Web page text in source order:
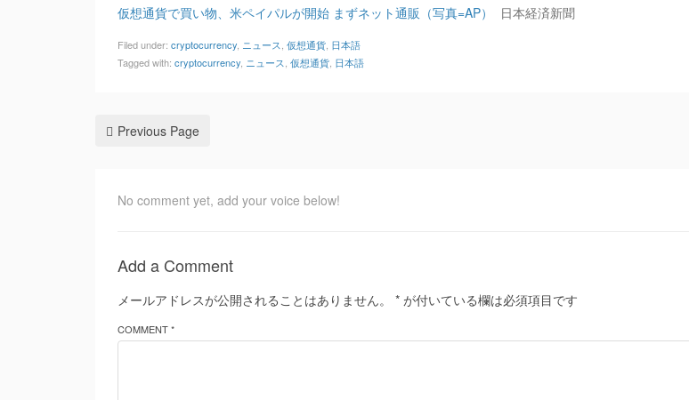
仮想通貨で買い物、米ペイパルが開始 まずネット通販（写真=AP）
日本経済新聞
Filed under: cryptocurrency ニュース 仮想通貨 日本語
Tagged with: cryptocurrency ニュース 仮想通貨 日本語
Previous Page
No comment yet, add your voice below!
Add a Comment
メールアドレスが公開されることはありません。 * が付いている欄は必須項目です
COMMENT *